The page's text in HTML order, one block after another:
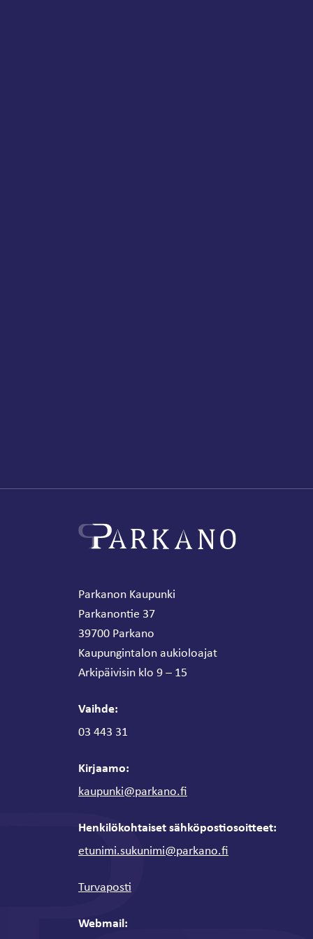
Parkanon Kaupunki
Parkanontie 37
39700 Parkano
Kaupungintalon aukioloajat
Arkipäivisin klo 9 – 15
Vaihde:
03 443 31
Kirjaamo:
kaupunki@parkano.fi
Henkilökohtaiset sähköpostiosoitteet:
etunimi.sukunimi@parkano.fi
Turvaposti
Webmail: